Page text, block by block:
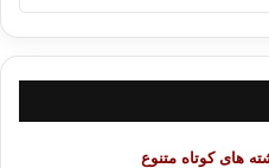
های کوتاه متنوع